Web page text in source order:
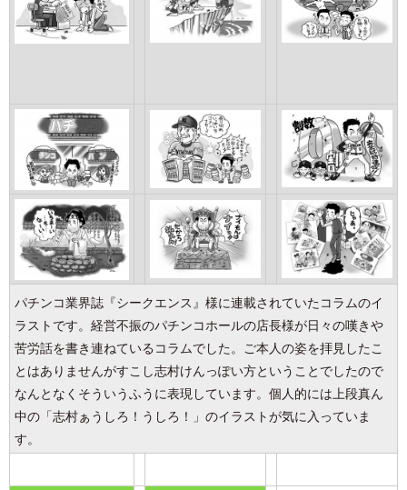
パチンコ業界誌『シークエンス』様に連載されていたコラムのイ
ラストです。経営不振のパチンコホールの店長様が日々の嘆きや
苦労話を書き連ねているコラムでした。ご本人の姿を拝見したこ
とはありませんがすこし志村けんっぽい方ということでしたので
なんとなくそういうふうに表現しています。個人的には上段真ん
中の「志村ぁうしろ！うしろ！」のイラストが気に入っていま
す。